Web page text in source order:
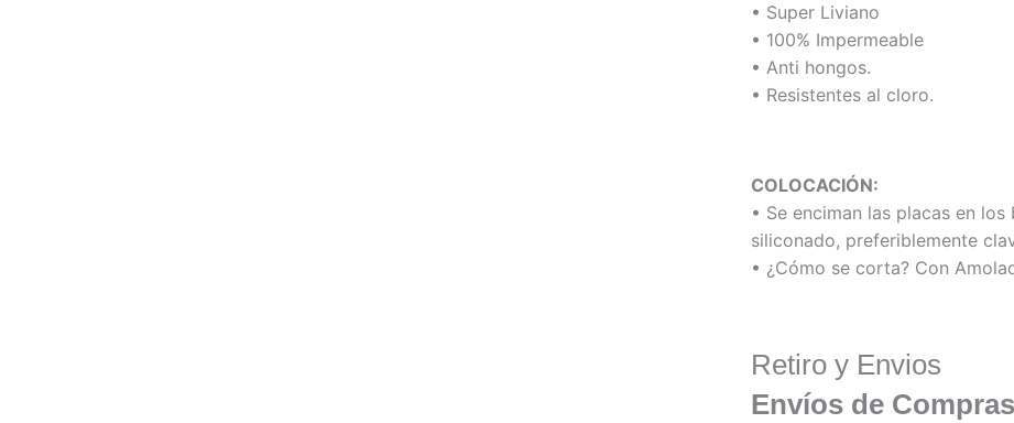
• Super Liviano
• 100% Impermeable
• Anti hongos.
• Resistentes al cloro.
COLOCACIÓN:
• Se enciman las placas en
siliconado, preferiblemente
• ¿Cómo se corta? Con
Retiro y Envios
Envíos de